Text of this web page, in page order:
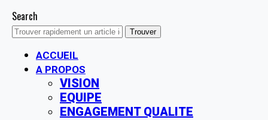
Search
ACCUEIL
A PROPOS
VISION
EQUIPE
ENGAGEMENT QUALITE